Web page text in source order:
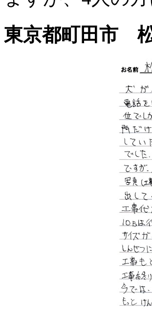
東京都町田市